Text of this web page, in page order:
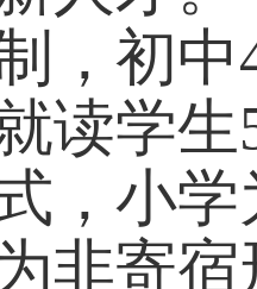
，初中
读学生
，小
非寄